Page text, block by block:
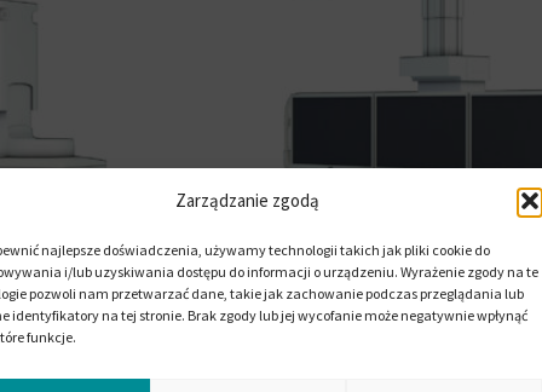
Zarządzanie zgodą
najlepsze doświadczenia, używamy technologii takich jak pliki cookie do
i/lub uzyskiwania dostępu do informacji o urządzeniu. Wyrażenie zgody na te
pozwoli nam przetwarzać dane, takie jak zachowanie podczas przeglądania lub
identyfikatory na tej stronie. Brak zgody lub jej wycofanie może negatywnie wpłynąć
funkcje.